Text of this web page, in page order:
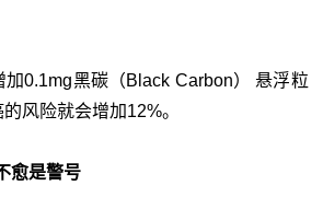
加0.1mg黑碳（Black Carbon） 悬浮粒
风险就会增加12%。
愈是警号